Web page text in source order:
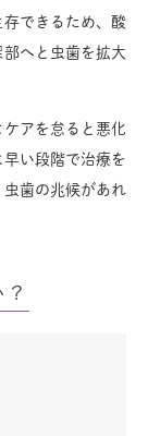
できるため、酸
へと虫歯を拡大
アを怠ると悪化
い段階で治療を
歯の兆候があれ